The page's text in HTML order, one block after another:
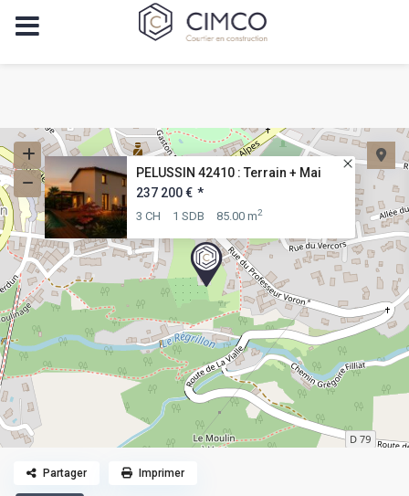
PELUSSIN 42410 : Terrain + Mai
237 200 € *
3 CH 1 SDB 85.00 m2
Partager Imprimer